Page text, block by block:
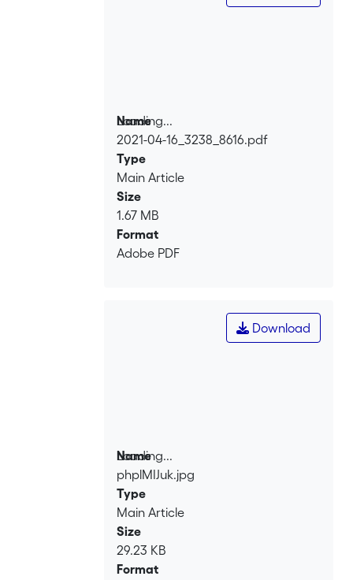
Loading...
Loading...
Name
2021-04-16_3238_8616.pdf
Type
Main Article
Size
1.67 MB
Format
Adobe PDF
Loading...
Loading...
Download
Name
phplMIJuk.jpg
Type
Main Article
Size
29.23 KB
Format